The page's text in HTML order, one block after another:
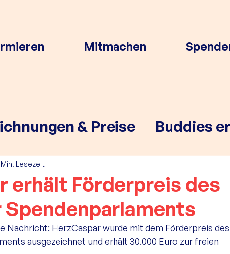
Mitmachen
& Preise Buddies
erhält Förderpreis des
Spendenparlaments
Min. Lesezeit
Nachricht: HerzCaspar wurde mit dem Förderpreis des
ausgezeichnet und erhält 30.000 Euro zur freien